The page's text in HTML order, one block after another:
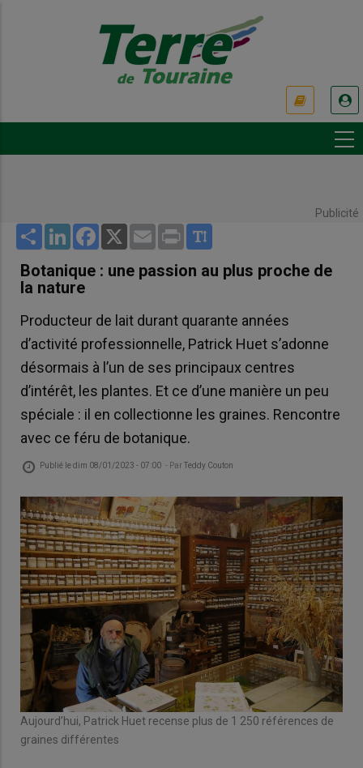
Publicité
Share LinkedInFacebook
X Email Print
Botanique : une passion au plus proche de
la nature
Producteur de lait durant quarante années
d’activité professionnelle, Patrick Huet s’adonne
désormais à l’un de ses principaux centres
d’intérêt, les plantes. Et ce d’une manière un peu
spéciale : il en collectionne les graines. Rencontre
avec ce féru de botanique.
Publié ledim 08/01/2023 - 07:00 - ParTeddy Couton
Aujourd’hui, Patrick Huet recense plus de 1 250 références de
graines différentes